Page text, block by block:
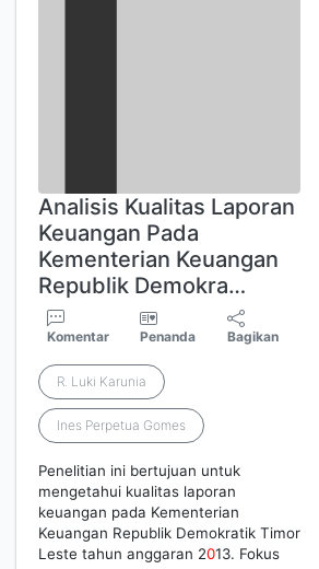
Analisis Kualitas Laporan
Keuangan Pada
Kementerian Keuangan
Republik Demokra…
Komentar Penanda Bagikan
R. Luki Karunia
Ines Perpetua Gomes
Penelitian ini bertujuan untuk
mengetahui kualitas laporan
keuangan pada Kementerian
Keuangan Republik Demokratik Timor
Leste tahun anggaran 2013. Fokus